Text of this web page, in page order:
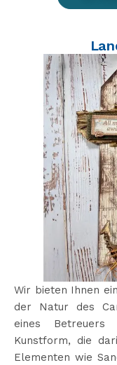
Wir bieten Ihnen
der Natur des
eines Betreuers
Kunstform, die
Elementen wie